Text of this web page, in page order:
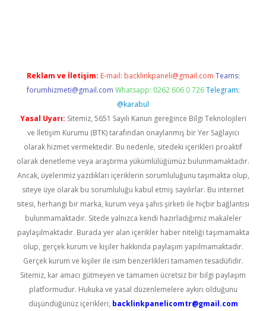
Reklam ve İletişim: E-mail: backlinkpaneli@gmail.com Teams:
forumhizmeti@gmail.com Whatsapp: 0262 606 0 726 Telegram:
@karabul
Yasal Uyarı: Sitemiz, 5651 Sayılı Kanun gereğince Bilgi Teknolojileri
ve İletişim Kurumu (BTK) tarafından onaylanmış bir Yer Sağlayıcı
olarak hizmet vermektedir. Bu nedenle, sitedeki içerikleri proaktif
olarak denetleme veya araştırma yükümlülüğümüz bulunmamaktadır.
Ancak, üyelerimiz yazdıkları içeriklerin sorumluluğunu taşımakta olup,
siteye üye olarak bu sorumluluğu kabul etmiş sayılırlar. Bu internet
sitesi, herhangi bir marka, kurum veya şahıs şirketi ile hiçbir bağlantısı
bulunmamaktadır. Sitede yalnızca kendi hazırladığımız makaleler
paylaşılmaktadır. Burada yer alan içerikler haber niteliği taşımamakta
olup, gerçek kurum ve kişiler hakkında paylaşım yapılmamaktadır.
Gerçek kurum ve kişiler ile isim benzerlikleri tamamen tesadüfidir.
Sitemiz, kar amacı gütmeyen ve tamamen ücretsiz bir bilgi paylaşım
platformudur. Hukuka ve yasal düzenlemelere aykırı olduğunu
düşündüğünüz içerikleri, backlinkpanelicomtr@gmail.com